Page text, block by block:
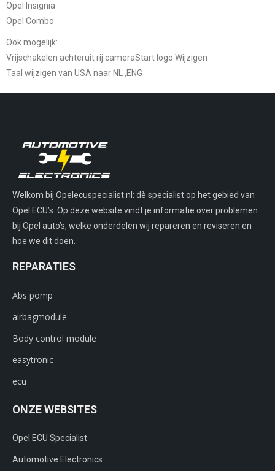
Opel Insignia
Opel Combo
Ook mogelijk:
Vrijschakelen achteruit rij cameraStart logo Wijzigen
Taal wijzigen van USA naar NL ,ENG
Welkom bij Opelecuspecialist.nl: dè specialist op het gebied van
Opel ECU’s. Op deze website vindt je informatie over problemen
bij Opel auto’s, welke onderdelen wij repareren en reviseren en
hoe we dit doen.
REPARATIES
Abs pomp
airbagmodule
Body control module
easytronic
ecu
ONZE WEBSITES
Opel ECU Specialist
Automotive Electronics